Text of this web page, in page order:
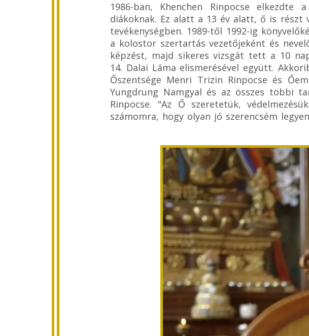
1986-ban, Khenchen Rinpocse
diákoknak. Ez alatt a 13 év alatt, ő is
tevékenységben. 1989-től 1992-ig
a kolostor szertartás vezetőjeként és
képzést, majd sikeres vizsgát tett a 10
14. Dalai Láma elismerésével együtt.
Őszentsége Menri Trizin Rinpocse és
Yungdrung Namgyal és az összes többi
Rinpocse. "Az Ő szeretetük,
számomra, hogy olyan jó szerencsém